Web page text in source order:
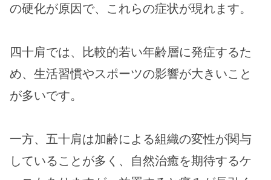
の硬化が原因で、これらの症状が現れます。
四十肩では、比較的若い年齢層に発症するた
め、生活習慣やスポーツの影響が大きいこと
が多いです。
一方、五十肩は加齢による組織の変性が関与
していることが多く、自然治癒を期待するケ